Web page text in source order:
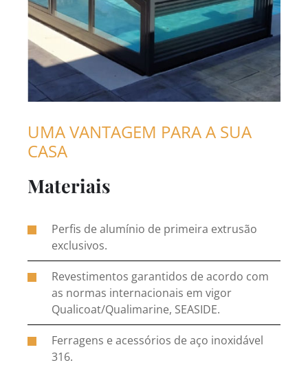
UMA VANTAGEM PARA A SUA
CASA
Materiais
Perfis de alumínio de primeira extrusão
exclusivos.
Revestimentos garantidos de acordo com
as normas internacionais em vigor
Qualicoat/Qualimarine, SEASIDE.
Ferragens e acessórios de aço inoxidável
316.